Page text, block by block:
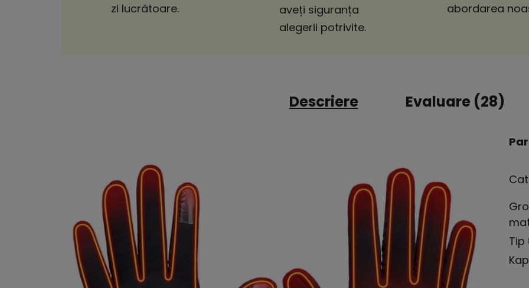
zi lucrătoare.
aveți siguranța
alegerii potrivite.
abordarea
Descriere Evaluare (28)
Tip